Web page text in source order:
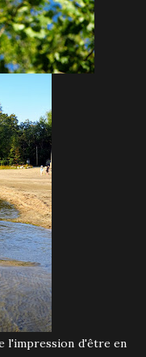
l'impression d'être en